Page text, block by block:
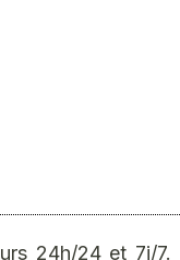
24h/24 et 7j/